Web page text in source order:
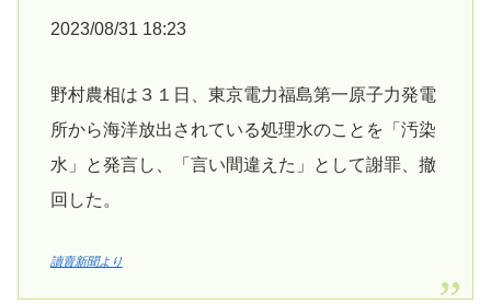
2023/08/31 18:23
野村農相は３１日、東京電力福島第一原子力発電
所から海洋放出されている処理水のことを「汚染
水」と発言し、「言い間違えた」として謝罪、撤
回した。
讀賣新聞より